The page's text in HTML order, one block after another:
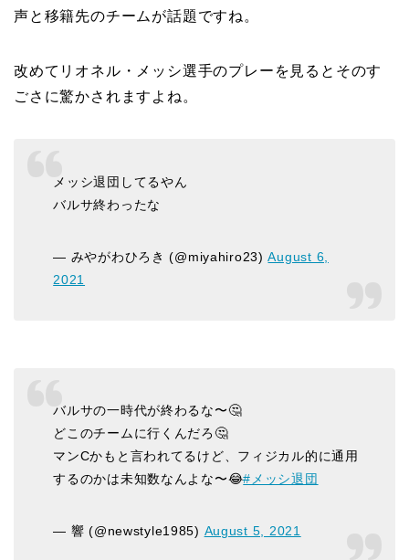
声と移籍先のチームが話題ですね。
改めてリオネル・メッシ選手のプレーを見るとそのす
ごさに驚かされますよね。
メッシ退団してるやん
バルサ終わったな
— みやがわひろき (@miyahiro23)August 6,
2021
バルサの一時代が終わるな〜🤔
どこのチームに行くんだろ🤔
マンCかもと言われてるけど、フィジカル的に通用
するのかは未知数なんよな〜😂#メッシ退団
— 響 (@newstyle1985) August 5, 2021